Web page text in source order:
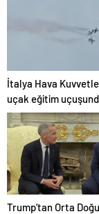
İtalya Hava
uçak eğitim
yaptı
Trump’tan Orta